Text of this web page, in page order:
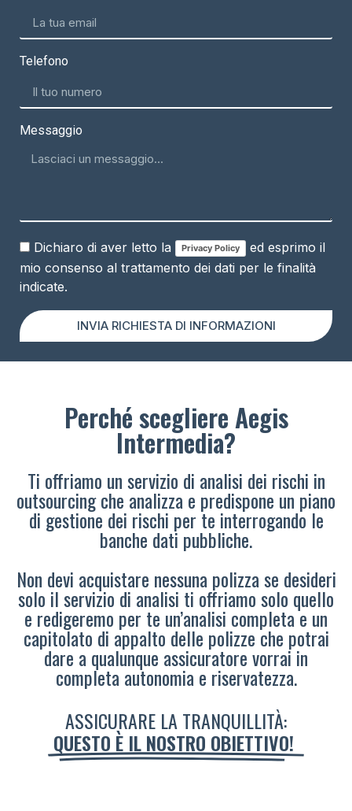
Telefono
Messaggio
Dichiaro di aver letto la Privacy Policy
ed esprimo il
mio consenso al trattamento dei dati per le finalità
indicate.
INVIA RICHIESTA DI INFORMAZIONI
Perché scegliere Aegis
Intermedia?
Ti offriamo un servizio di analisi dei rischi in
outsourcing che analizza e predispone un piano
di gestione dei rischi per te interrogando le
banche dati pubbliche.
Non devi acquistare nessuna polizza se desideri
solo il servizio di analisi ti offriamo solo quello
e redigeremo per te un’analisi completa e un
capitolato di appalto delle polizze che potrai
dare a qualunque assicuratore vorrai in
completa autonomia e riservatezza.
ASSICURARE LA TRANQUILLITÀ:
QUESTO È IL NOSTRO OBIETTIVO!